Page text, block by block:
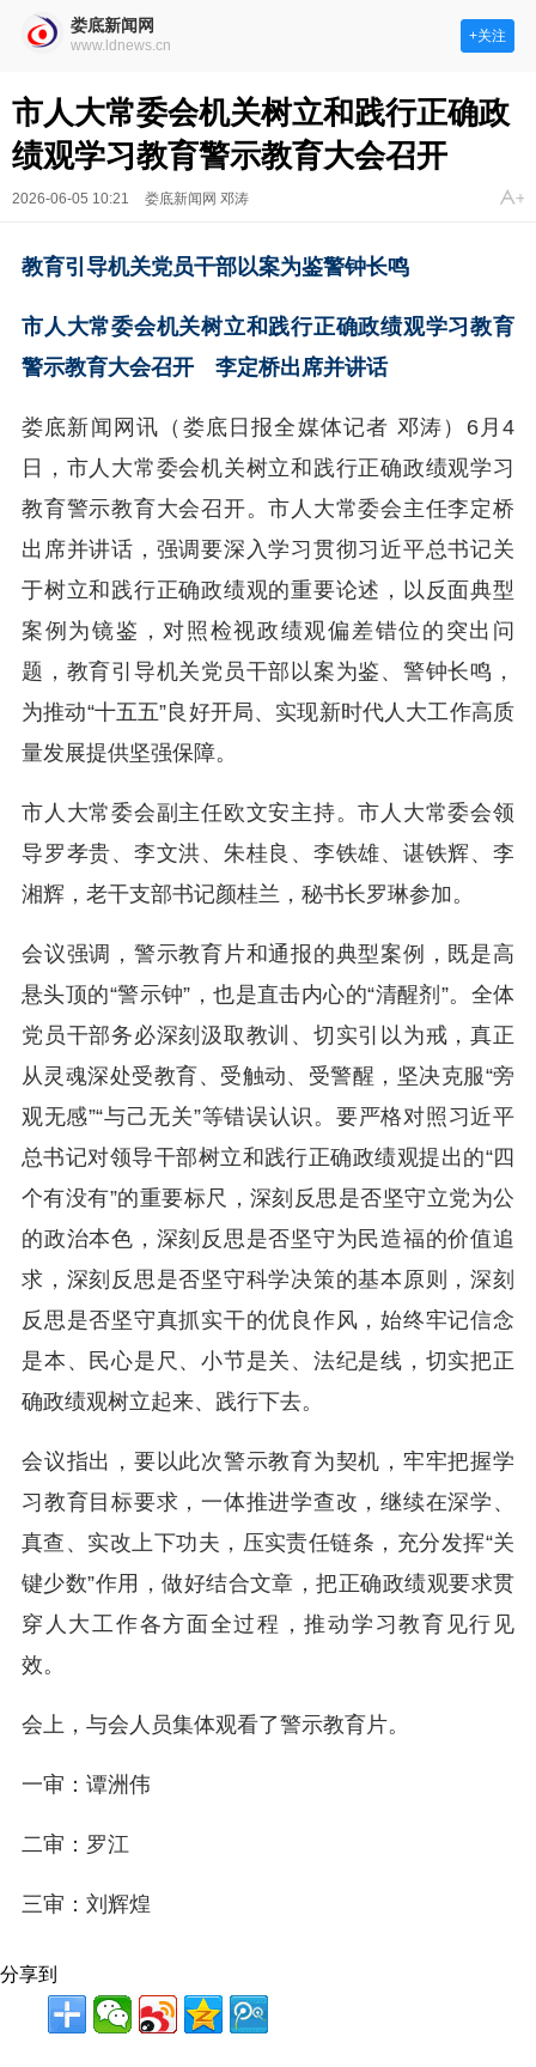
娄底新闻网
www.ldnews.cn
+关注
市人大常委会机关树立和践行正确政
绩观学习教育警示教育大会召开
2026-06-05 10:21 娄底新闻网 邓涛
教育引导机关党员干部以案为鉴警钟长鸣
市人大常委会机关树立和践行正确政绩观学习教育
警示教育大会召开 李定桥出席并讲话
娄底新闻网讯（娄底日报全媒体记者 邓涛） 6月4
日，市人大常委会机关树立和践行正确政绩观学习
教育警示教育大会召开。市人大常委会主任李定桥
出席并讲话，强调要深入学习贯彻习近平总书记关
于树立和践行正确政绩观的重要论述，以反面典型
案例为镜鉴，对照检视政绩观偏差错位的突出问
题，教育引导机关党员干部以案为鉴、警钟长鸣，
为推动“十五五”良好开局、实现新时代人大工作高质
量发展提供坚强保障。
市人大常委会副主任欧文安主持。市人大常委会领
导罗孝贵、李文洪、朱桂良、李铁雄、谌铁辉、李
湘辉，老干支部书记颜桂兰，秘书长罗琳参加。
会议强调，警示教育片和通报的典型案例，既是高
悬头顶的“警示钟”，也是直击内心的“清醒剂”。全体
党员干部务必深刻汲取教训、切实引以为戒，真正
从灵魂深处受教育、受触动、受警醒，坚决克服“旁
观无感”“与己无关”等错误认识。要严格对照习近平
总书记对领导干部树立和践行正确政绩观提出的“四
个有没有”的重要标尺，深刻反思是否坚守立党为公
的政治本色，深刻反思是否坚守为民造福的价值追
求，深刻反思是否坚守科学决策的基本原则，深刻
反思是否坚守真抓实干的优良作风，始终牢记信念
是本、民心是尺、小节是关、法纪是线，切实把正
确政绩观树立起来、践行下去。
会议指出，要以此次警示教育为契机，牢牢把握学
习教育目标要求，一体推进学查改，继续在深学、
真查、实改上下功夫，压实责任链条，充分发挥“关
键少数”作用，做好结合文章，把正确政绩观要求贯
穿人大工作各方面全过程，推动学习教育见行见
效。
会上，与会人员集体观看了警示教育片。
一审：谭洲伟
二审：罗江
三审：刘辉煌
分享到